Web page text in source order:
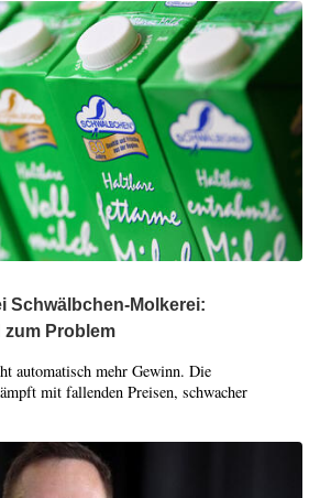
Schwälbchen-Molkerei:
zum Problem
automatisch mehr Gewinn. Die
mit fallenden Preisen, schwacher